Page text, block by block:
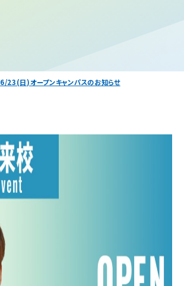
6/23(日)オープンキャンパスのお知らせ